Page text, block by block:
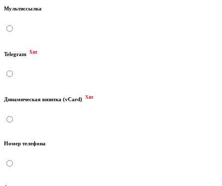
Мультиссылка
Telegram Хит
Динамическая визитка (vCard) Хит
Номер телефона